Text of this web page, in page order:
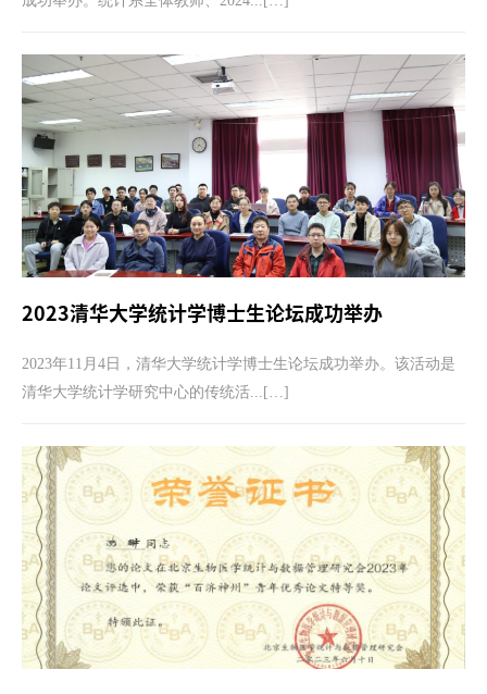
2023清华大学统计学博士生论坛成功举办
2023年11月4日，清华大学统计学博士生论坛成功举办。该活动是
清华大学统计学研究中心的传统活...[…]